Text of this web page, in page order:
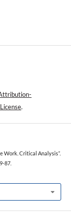
.
Work. Critical Analysis”.
87.